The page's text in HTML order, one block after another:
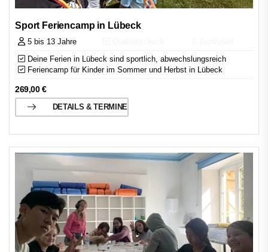
Sport Feriencamp in Lübeck
5 bis 13 Jahre
Deine Ferien in Lübeck sind sportlich, abwechslungsreich
Feriencamp für Kinder im Sommer und Herbst in Lübeck
269,00€
DETAILS & TERMINE